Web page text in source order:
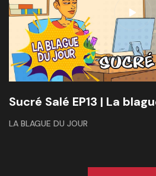
Sucré Salé EP13 | La
LA BLAGUE DU JOUR